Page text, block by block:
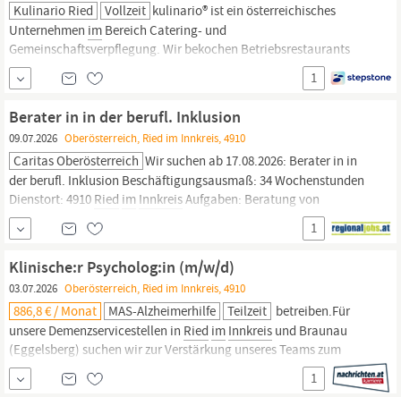
Kulinario Ried Vollzeit kulinario® ist ein österreichisches
Unternehmen im Bereich Catering- und
Gemeinschaftsverpflegung. Wir bekochen Betriebsrestaurants
und Kantinen, Kindergärten, Schulen sowie Kranken- und
Gesundheitseinrichtungen.
Saisonale Angebote, frische
unseren Kund innen für Qualität und...
1
Berater in in der berufl. Inklusion
09.07.2026 Oberösterreich, Ried im Innkreis, 4910
Caritas Oberösterreich Wir suchen ab 17.08.2026: Berater in in
der berufl. Inklusion Beschäftigungsausmaß: 34 Wochenstunden
Dienstort: 4910 Ried im InnkreisAufgaben: Beratung von
Menschen mit Beeinträchtigungen bei der Berufsplanung
Erhebung von individuellen Fähigkeiten, Motivation und
Wünschen Abklärung und Überprüfung der beruflichen
1
Klinische:r Psycholog:in (m/w/d)
03.07.2026 Oberösterreich, Ried im Innkreis, 4910
886,8 € / Monat MAS-Alzheimerhilfe Teilzeit betreiben.Für
unsere Demenzservicestellen in Ried im Innkreis und Braunau
(Eggelsberg) suchen wir zur Verstärkung unseres Teams zum
ehestmöglichen Eintritt:Klinische:r Psycholog:in (m/w/d)20 bis 24
h/Woche TeilzeitAufgabenbeschreibung:Klinisch-psychologische
1